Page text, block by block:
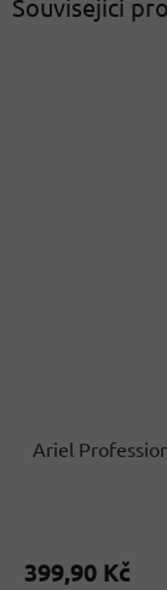
Související
Ariel
399,90 Kč